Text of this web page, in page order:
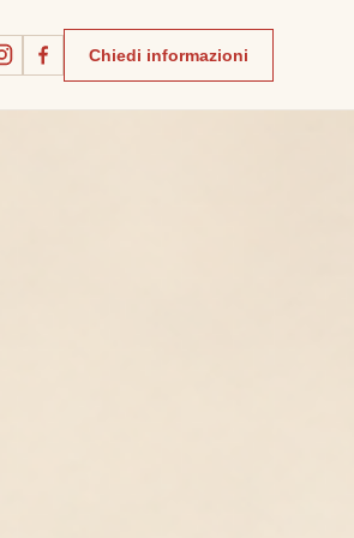
Chiedi informazioni